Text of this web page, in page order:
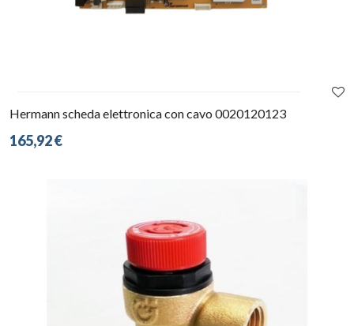
Hermann scheda elettronica con cavo 0020120123
165,92 €